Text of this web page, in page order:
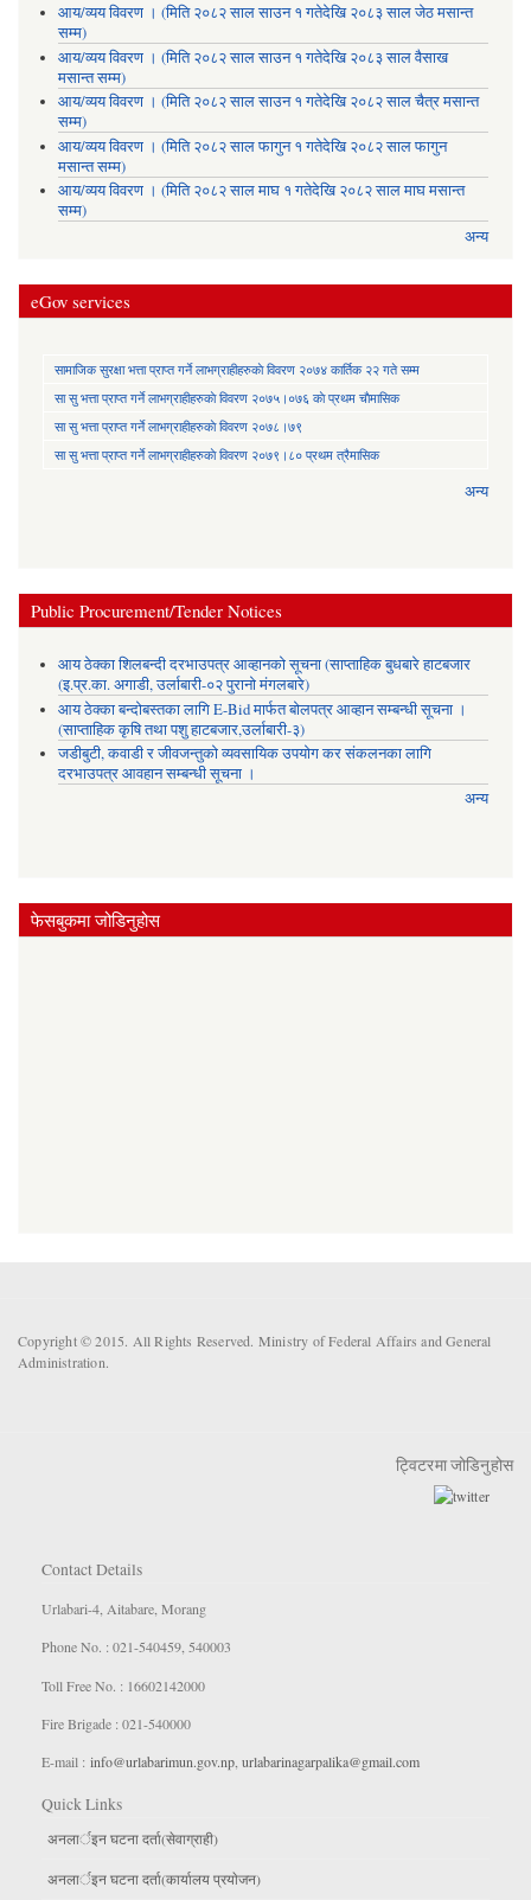
आय/व्यय विवरण । (मिति २०८२ साल साउन १ गतेदेखि २०८३ साल जेठ मसान्त
सम्म)
आय/व्यय विवरण । (मिति २०८२ साल साउन १ गतेदेखि २०८३ साल वैसाख
मसान्त सम्म)
आय/व्यय विवरण । (मिति २०८२ साल साउन १ गतेदेखि २०८२ साल चैत्र मसान्त
सम्म)
आय/व्यय विवरण । (मिति २०८२ साल फागुन १ गतेदेखि २०८२ साल फागुन
मसान्त सम्म)
आय/व्यय विवरण । (मिति २०८२ साल माघ १ गतेदेखि २०८२ साल माघ मसान्त
सम्म)
अन्य
eGov services
सामाजिक सुरक्षा भत्ता प्राप्त गर्ने लाभग्राहीहरुकाे विवरण २०७४ कार्तिक २२ गते सम्म
सा‍ सु भत्ता प्राप्त गर्ने लाभग्राहीहरुकाे विवरण २०७५।०७६ काे प्रथम चाैमासिक
सा‍ सु भत्ता प्राप्त गर्ने लाभग्राहीहरुकाे विवरण २०७८।७९
सा‍ सु भत्ता प्राप्त गर्ने लाभग्राहीहरुकाे विवरण २०७९।८० प्रथम त्रैमासिक
अन्य
Public Procurement/Tender Notices
आय ठेक्का शिलबन्दी दरभाउपत्र आव्हानको सूचना (साप्ताहिक बुधबारे हाटबजार
(इ.प्र.का. अगाडी, उर्लाबारी-०२ पुरानो मंगलबारे)
आय ठेक्का बन्दोबस्तका लागि E-Bid मार्फत बोलपत्र आव्हान सम्बन्धी सूचना ।
(साप्ताहिक कृषि तथा पशु हाटबजार,उर्लाबारी-३)
जडीबुटी, कवाडी र जीवजन्तुको व्यवसायिक उपयोग कर संकलनका लागि
दरभाउपत्र आवहान सम्बन्धी सूचना ।
अन्य
फेसबुकमा जोडिनुहोस
Copyright © 2015. All Rights Reserved. Ministry of Federal Affairs and General
Administration.
ट्विटरमा जोडिनुहोस
Contact Details
Urlabari-4, Aitabare, Morang
Phone No. : 021-540459, 540003
Toll Free No. : 16602142000
Fire Brigade : 021-540000
E-mail : info@urlabarimun.gov.np,urlabarinagarpalika@gmail.com
Quick Links
अनलार्इन घटना दर्ता(सेवाग्राही)
अनलार्इन घटना दर्ता(कार्यालय प्रयाेजन)